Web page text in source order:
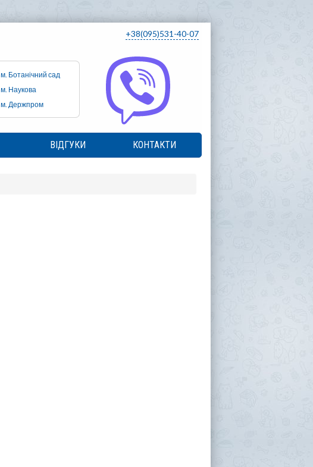
+38(095)531-40-07
м. Ботанічний сад
м. Наукова
м. Держпром
ВІДГУКИ КОНТАКТИ